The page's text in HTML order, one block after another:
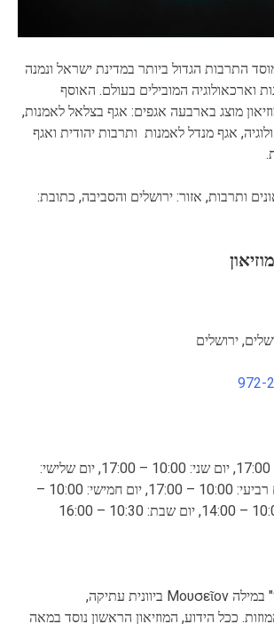
התרבות הגדול ביותר במדינת ישראל ונמנה
וארכאולוגיה המובילים בעולם. האוסף
מוצג בארבעה אגפים: אגף בצלאל לאמנות,
אגף מנדל לאמנות ותרבות יהודית ואגף
ותרבות, אזור: ירושלים והסביבה, כתובת:
יום ראשון: 10:00 – 17:00, יום שני: 10:00 – 17:00, יום שלישי:
16:00 – 21:00, יום רביעי: 10:00 – 17:00, יום חמישי: 10:00 –
מקור המושג "מוזיאון" במילה Μουσεῖον ביוונית עתיקה,
ככל הידוע, המוזיאון הראשון נוסד במאה